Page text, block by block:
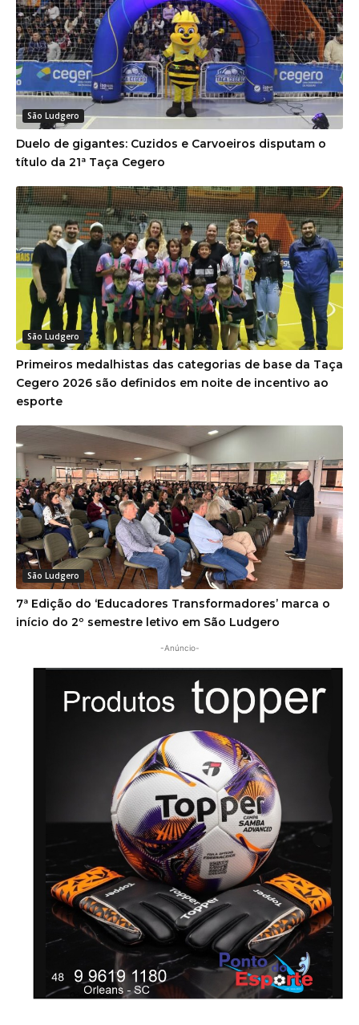
São Ludgero
Duelo de gigantes: Cuzidos e Carvoeiros disputam o
título da 21ª Taça Cegero
São Ludgero
Primeiros medalhistas das categorias de base da Taça
Cegero 2026 são definidos em noite de incentivo ao
esporte
São Ludgero
7ª Edição do ‘Educadores Transformadores’ marca o
início do 2º semestre letivo em São Ludgero
-Anúncio-